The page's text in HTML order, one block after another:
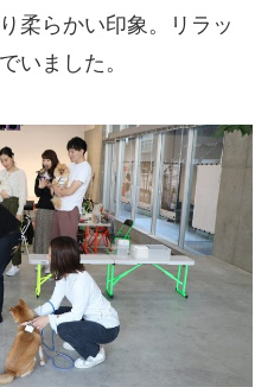
柔らかい印象。リラッ
いました。